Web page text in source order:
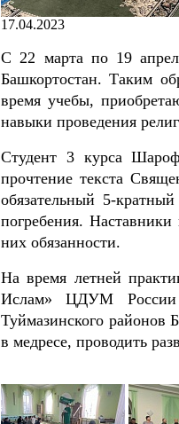
17.04.2023
С 22 марта по 19
Башкортостан. Таким
время учебы,
навыки проведения
Студент 3 курса
прочтение текста
обязательный 5-
погребения.
них обязанности.
На время летней
Ислам» ЦДУМ России
Туймазинского районов
в медресе, проводить